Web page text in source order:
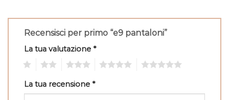
Recensisci per primo “e9 pantaloni”
La tua valutazione *
La tua recensione *